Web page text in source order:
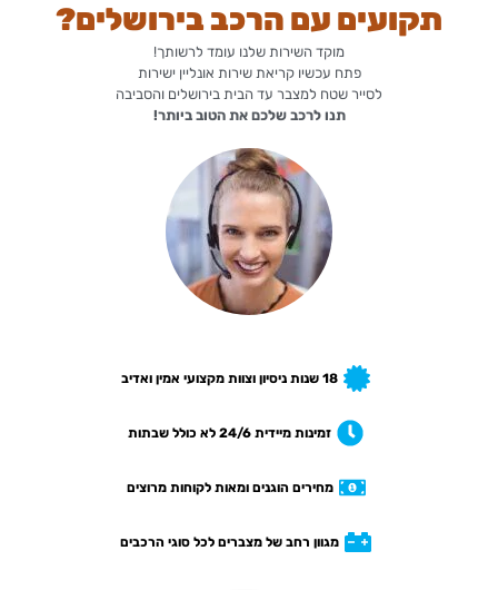
תקועים עם הרכב בירושלים?
מוקד השירות שלנו עומד לרשותך!
פתח עכשיו קריאת שירות אונליין ישירות
לסייר שטח למצבר עד הבית בירושלים והסביבה
תנו לרכב שלכם את הטוב ביותר!
18 שנות ניסיון וצוות מקצועי אמין ואדיב
זמינות מיידית 24/6 לא כולל שבתות
מחירים הוגנים ומאות לקוחות מרוצים
מגוון רחב של מצברים לכל סוגי הרכבים